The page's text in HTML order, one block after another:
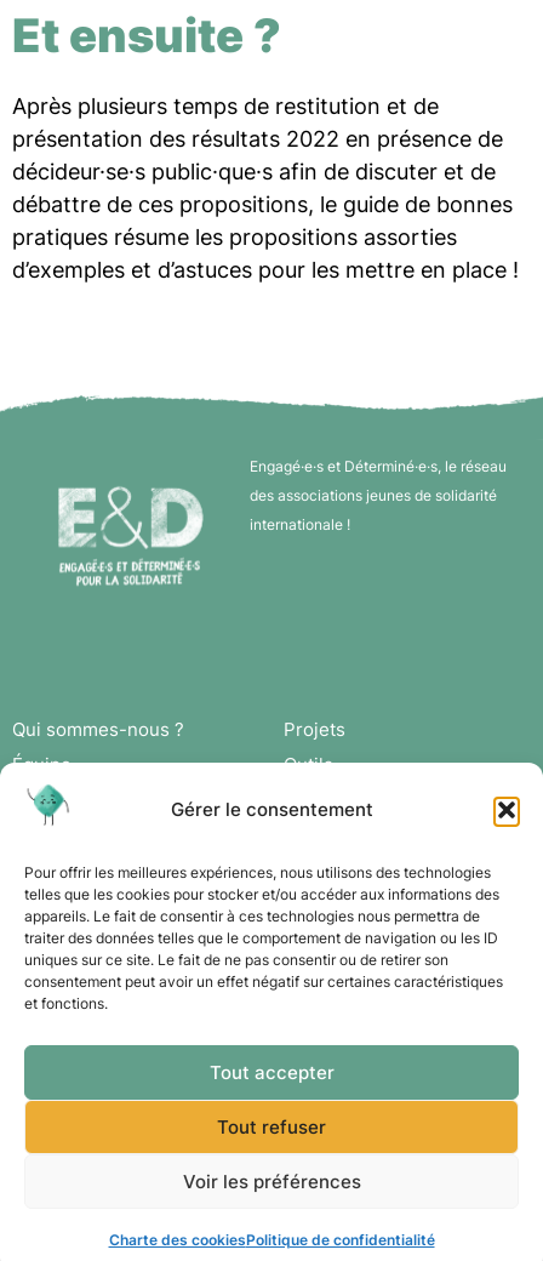
Gérer le consentement
Pour offrir les meilleures expériences, nous utilisons des technologies
telles que les cookies pour stocker et/ou accéder aux informations des
appareils. Le fait de consentir à ces technologies nous permettra de
traiter des données telles que le comportement de navigation ou les ID
uniques sur ce site. Le fait de ne pas consentir ou de retirer son
consentement peut avoir un effet négatif sur certaines caractéristiques
et fonctions.
Tout accepter
Tout refuser
Voir les préférences
Charte des cookiesPolitique de confidentialité
Et ensuite ?
Après plusieurs temps de restitution et de
présentation des résultats 2022 en présence de
décideur·se·s public·que·s afin de discuter et de
débattre de ces propositions, le guide de bonnes
pratiques résume les propositions assorties
d’exemples et d’astuces pour les mettre en place !
Engagé·e·s et Déterminé·e·s, le réseau
des associations jeunes de solidarité
internationale !
Qui sommes-nous ?
Équipe
Missions
Adhérer
Projets
Outils
Actus
Connexion
Contact